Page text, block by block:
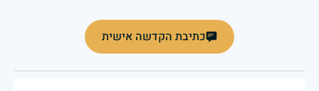
כתיבת הקדשה אישית